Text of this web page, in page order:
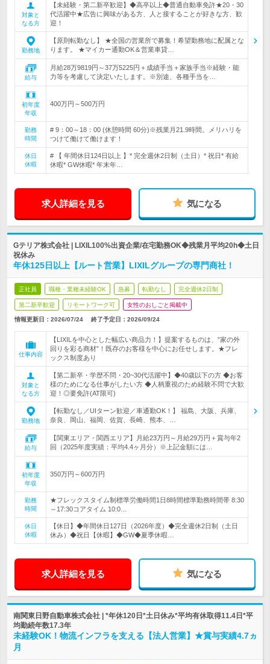
対象と
なる方
【未経験・第二新卒歓迎】◆高卒以上◆普通自動車免許★20・30
代活躍中★広告に興味がある方、人と接することが好きな方、歓
迎！
勤務地
【原則転勤なし】 ★全国の営業所で募集！希望勤務地に配属とな
ります。 ★マイカー通勤OK＆営業車貸…
給与
月給28万9819円～37万5225円＋成績手当＋家族手当※経験・能
力等を考慮して決定いたします。※別途、各種手当を…
初年度
年収
400万円～500万円
勤務
時間
# 9：00～18：00 (休憩時間 60分)※残業月21.9時間。メリハリを
つけて働けて働けます！
休日
休暇
# 【 年間休日124日以上 】* 完全週休2日制（土日）* 祝日* 有給
休暇* GW休暇* 年末年…
求人詳細を見る 気になる
Gテリア株式会社 | LIXIL100%出資企業/在宅勤務OK◆残業月平均20h◆土日
祝休み
年休125日以上【ルート営業】LIXILグループの専門商社！
正社員 職種・業種未経験OK 急募 転勤なし 完全週休2日制
第二新卒歓迎 リモートワーク可 女性のおしごと掲載中
情報更新日：2026/07/24 終了予定日： 2026/09/24
仕事内容
【LIXILを中心とした幅広い商品力！】提案するものは、”家の外
回りを彩る商材”！既存のお客様を中心にお任せします。★フレ
ックス制度あり
対象と
なる方
【第二新卒・学歴不問・20~30代活躍中】◆40歳以下の方 ◆お客
様のためになる仕事がしたい方 ◆人柄重視のため経験不問で大歓
迎！◎要免許(AT限可)
勤務地
【転勤なし／UIターン歓迎／車通勤OK！】 福島、大阪、兵庫、
奈良、岡山、福岡、佐賀、長崎、熊本、…
給与
【関東エリア・関西エリア】月給23万円～月給29万円＋賞与年2
回（2025年度実績：平均4.4ヶ月分）※上記金額には…
初年度
年収
350万円～600万円
勤務
時間
★フレックスタイム制標準労働時間1日8時間標準勤務時間帯 8:30
～17:30コアタイム 10:0…
休日
休暇
【休日】◆年間休日127日（2026年度）◆完全週休2日制（土日
休み）◆祝日【休暇】◆GW◆夏季休暇…
求人詳細を見る 気になる
南関東日野自動車株式会社 | *年休120日*土日休み*平均有休取得11.4日*平
均勤続年数17.3年
未経験OK！物流インフラを支える【法人営業】★賞与実績4.7ヵ
月